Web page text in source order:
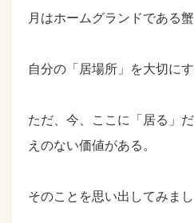
月はホームグランドである
自分の「居場所」を大切にす
ただ、今、ここに「居る」
えのない価値がある。
そのことを思い出してみまし